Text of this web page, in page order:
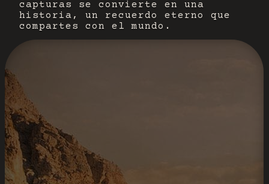
capturas se convierte en una
historia, un recuerdo eterno que
compartes con el mundo.